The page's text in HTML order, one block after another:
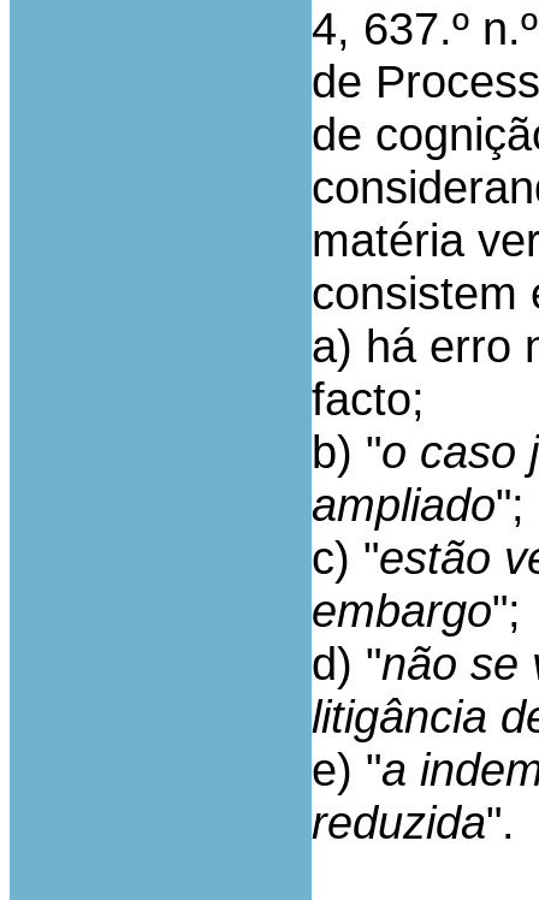
4, 637.º
de
de
matéria
consistem
a) há erro
facto;
b) "o caso
ampliado";
c) "estão
embargo";
d) "não se
litigância
e) "a
reduzida".